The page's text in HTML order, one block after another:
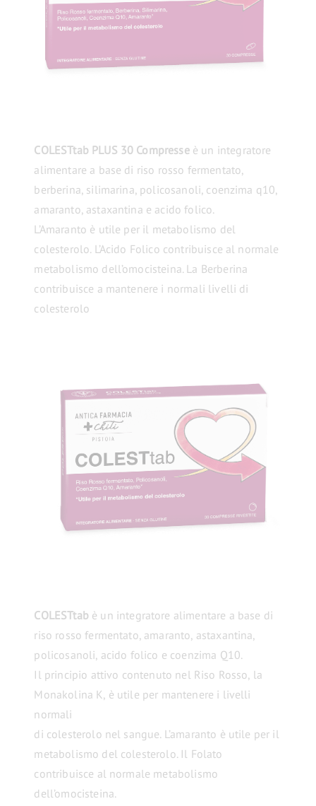
COLESTtab PLUS 30 Compresseè un integratore
alimentare a base di riso rosso fermentato,
berberina, silimarina, policosanoli, coenzima q10,
amaranto, astaxantina e acido folico.
L’Amaranto è utile per il metabolismo del
colesterolo. L’Acido Folico contribuisce al normale
metabolismo dell’omocisteina. La Berberina
contribuisce a mantenere i normali livelli di
colesterolo
COLESTtab è un integratore alimentare a base di
riso rosso fermentato, amaranto, astaxantina,
policosanoli, acido folico e coenzima Q10.
Il principio attivo contenuto nel Riso Rosso, la
Monakolina K, è utile per mantenere i livelli
normali
di colesterolo nel sangue. L’amaranto è utile per il
metabolismo del colesterolo. Il Folato
contribuisce al normale metabolismo
dell’omocisteina.